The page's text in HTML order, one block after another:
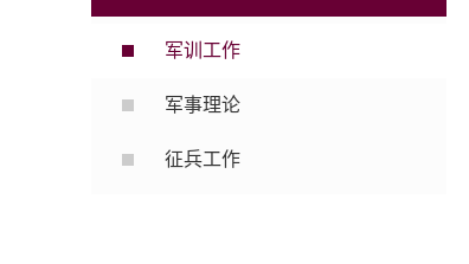
军训工作
军事理论
征兵工作